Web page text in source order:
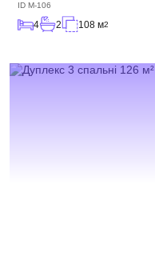
ID M-106
4 2 108 м2